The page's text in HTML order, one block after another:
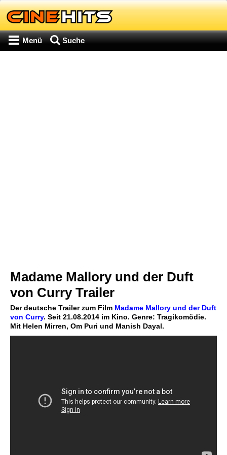
Menü Suche
Madame Mallory und der Duft
von Curry Trailer
Der deutsche Trailer zum Film Madame Mallory und der Duft
von Curry. Seit 21.08.2014 im Kino. Genre: Tragikomödie.
Mit Helen Mirren, Om Puri und Manish Dayal.